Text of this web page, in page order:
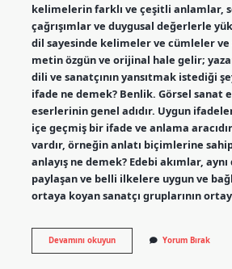
kelimelerin farklı ve çeşitli anlamlar,
çağrışımlar ve duygusal değerlerle
dil sayesinde kelimeler ve cümleler ve
metin özgün ve orijinal hale gelir;
dili ve sanatçının yansıtmak istediği
ifade ne demek? Benlik. Görsel sanat
eserlerinin genel adıdır. Uygun
içe geçmiş bir ifade ve anlama
vardır, örneğin anlatı biçimlerine
anlayış ne demek? Edebi akımlar,
paylaşan ve belli ilkelere uygun ve
ortaya koyan sanatçı gruplarının
Devamını okuyunEdebi
Yorum
Yorum Bırak